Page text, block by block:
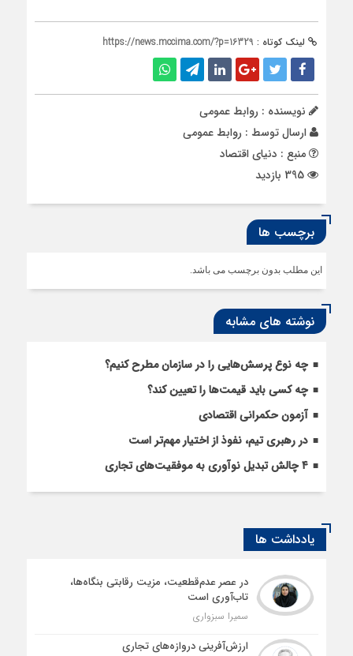
لینک کوتاه : https://news.mccima.com/?p=16329
نویسنده : روابط عمومی
ارسال توسط : روابط عمومی
منبع : دنیای اقتصاد
برچسب ها
این مطلب بدون برچسب می باشد.
نوشته های مشابه
چه نوع پرسش‌هایی را در سازمان مطرح کنیم؟
چه کسی باید قیمت‌ها را تعیین کند؟
آزمون حکمرانی اقتصادی
در رهبری تیم، نفوذ از اختیار مهم‌تر است
۴ چالش تبدیل نوآوری به موفقیت‌های تجاری
یادداشت ها
در عصر عدم‌قطعیت، مزیت رقابتی بنگاه‌ها،
تاب‌آوری است
سمیرا سبزواری
ارزش‌آفرینی دروازه‌های تجاری